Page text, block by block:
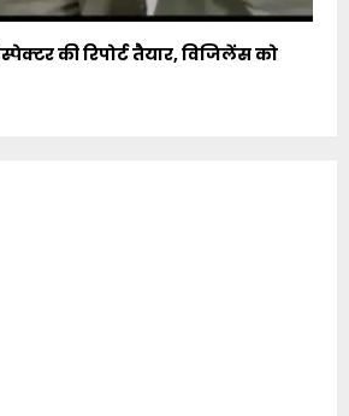
की रिपोर्ट तैयार, विजिलेंस को